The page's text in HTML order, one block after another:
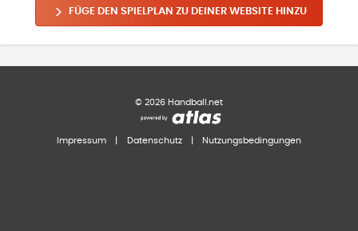
FÜGE DEN SPIELPLAN ZU DEINER WEBSITE HINZU
© 2026 Handball.net
Impressum Datenschutz Nutzungsbedingungen